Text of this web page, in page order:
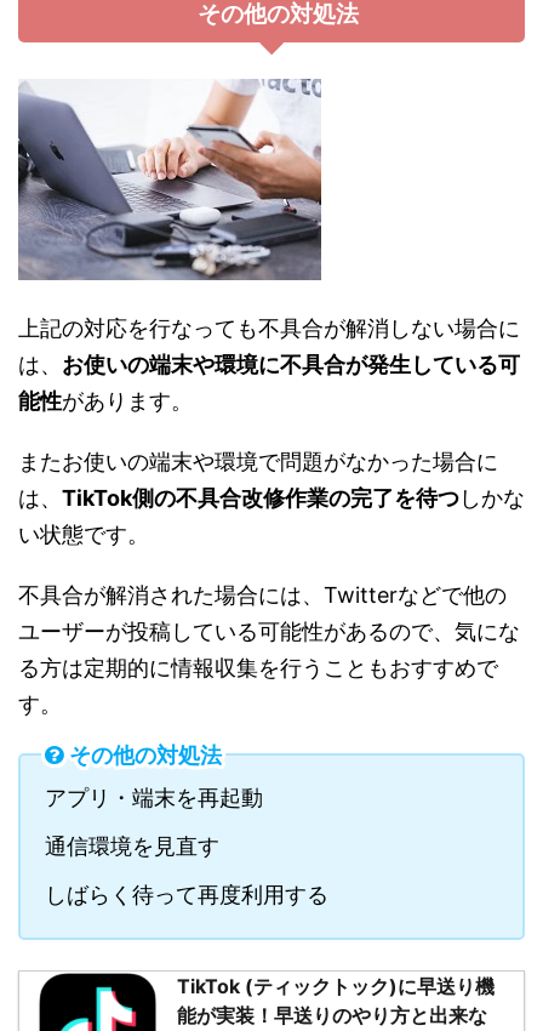
その他の対処法
上記の対応を行なっても不具合が解消しない場合に
は、 お使いの端末や環境に不具合が発生している可
能性があります。
またお使いの端末や環境で問題がなかった場合に
は、 TikTok側の不具合改修作業の完了を待つしかな
い状態です。
不具合が解消された場合には、Twitterなどで他の
ユーザーが投稿している可能性があるので、気にな
る方は定期的に情報収集を行うこともおすすめで
す。
その他の対処法
アプリ・端末を再起動
通信環境を見直す
しばらく待って再度利用する
TikTok (ティックトック)に早送り機
能が実装！早送りのやり方と出来な